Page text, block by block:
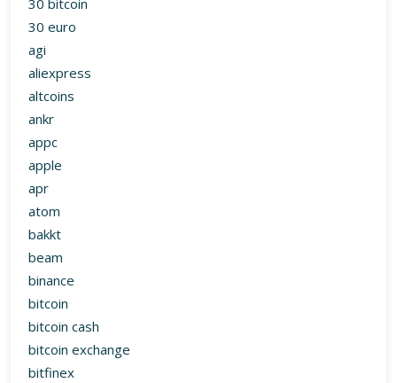
30 bitcoin
30 euro
agi
aliexpress
altcoins
ankr
appc
apple
apr
atom
bakkt
beam
binance
bitcoin
bitcoin cash
bitcoin exchange
bitfinex